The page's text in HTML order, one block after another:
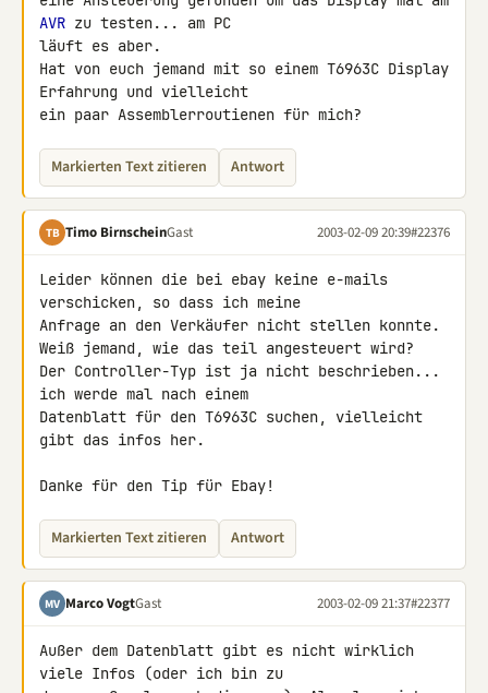
AVR zu testen... am PC
läuft es aber.
Hat von euch jemand mit so einem T6963C Display
Erfahrung und vielleicht
ein paar Assemblerroutienen für mich?
Markierten Text zitieren Antwort
TB Timo BirnscheinGast 2003-02-09 20:39#22376
Leider können die bei ebay keine e-mails
verschicken, so dass ich meine
Anfrage an den Verkäufer nicht stellen konnte.
Weiß jemand, wie das teil angesteuert wird?
Der Controller-Typ ist ja nicht beschrieben...
ich werde mal nach einem
Datenblatt für den T6963C suchen, vielleicht
gibt das infos her.
Danke für den Tip für Ebay!
Markierten Text zitieren Antwort
MV Marco VogtGast 2003-02-09 21:37#22377
Außer dem Datenblatt gibt es nicht wirklich
viele Infos (oder ich bin zu